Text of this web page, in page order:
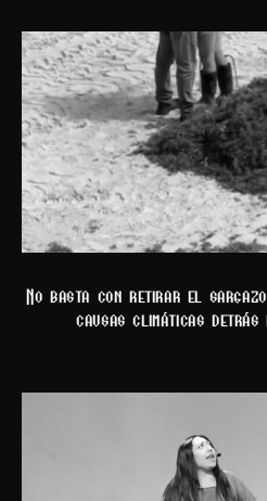
No basta con retirar el
causas climáticas